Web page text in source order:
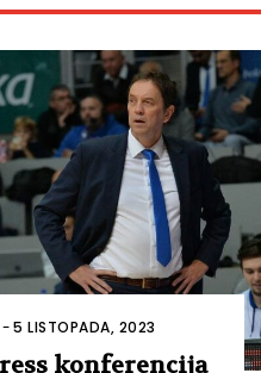
-5 LISTOPADA, 2023
konferencija